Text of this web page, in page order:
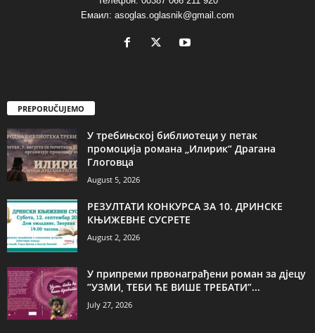
Емаил: asoglas.oglasnik@gmail.com
PREPORUČUJEMO
У требињској библиотеци у петак
промоција романа „Илирик“ Драгана
Глоговца
August 5, 2026
РЕЗУЛТАТИ КОНКУРСА ЗА 10. ДРИНСКЕ
КЊИЖЕВНЕ СУСРЕТЕ
August 2, 2026
У припреми првонаграђени роман за дјецу
”УЗМИ, ТЕБИ ЋЕ ВИШЕ ТРЕБАТИ”...
July 27, 2026